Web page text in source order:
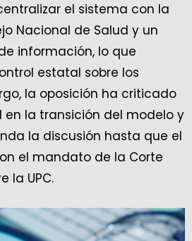
el sistema con la
Nacional de Salud y un
información, lo que
estatal sobre los
la oposición ha criticado
la transición del modelo y
la discusión hasta que el
el mandato de la Corte
la UPC.